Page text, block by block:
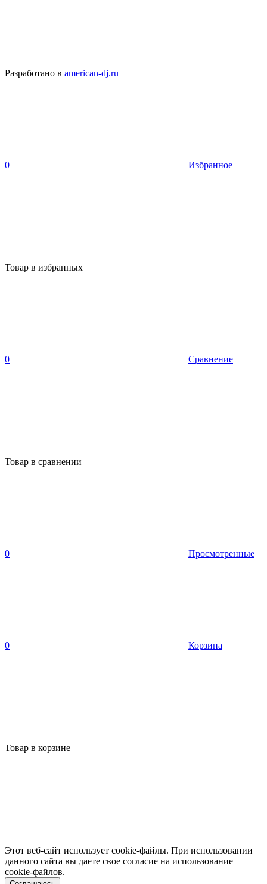
Разработано в american-dj.ru
0 Избранное
Товар в избранных
0 Сравнение
Товар в сравнении
0 Просмотренные
0 Корзина
Товар в корзине
Этот веб-сайт использует cookie-файлы. При использовании
данного сайта вы даете свое согласие на использование
cookie-файлов.